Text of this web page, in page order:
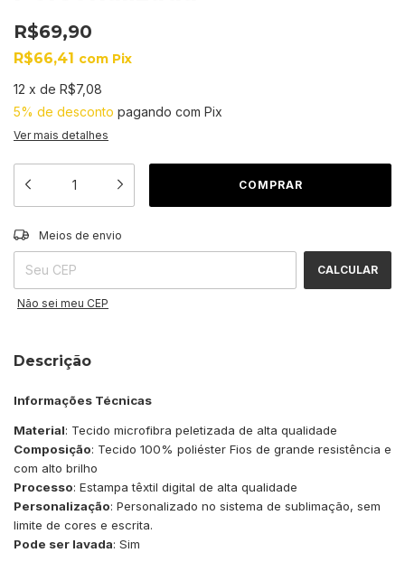
R$69,90
R$66,41 com Pix
12 x de R$7,08
5% de desconto pagando com Pix
Ver mais detalhes
Entregas para o CEP:
Meios de envio
CALCULAR
Não sei meu CEP
Descrição
Informações Técnicas
Material: Tecido microfibra peletizada de alta qualidade
Composição: Tecido 100% poliéster Fios de grande resistência e
com alto brilho
Processo: Estampa têxtil digital de alta qualidade
Personalização: Personalizado no sistema de sublimação, sem
limite de cores e escrita.
Pode ser lavada: Sim